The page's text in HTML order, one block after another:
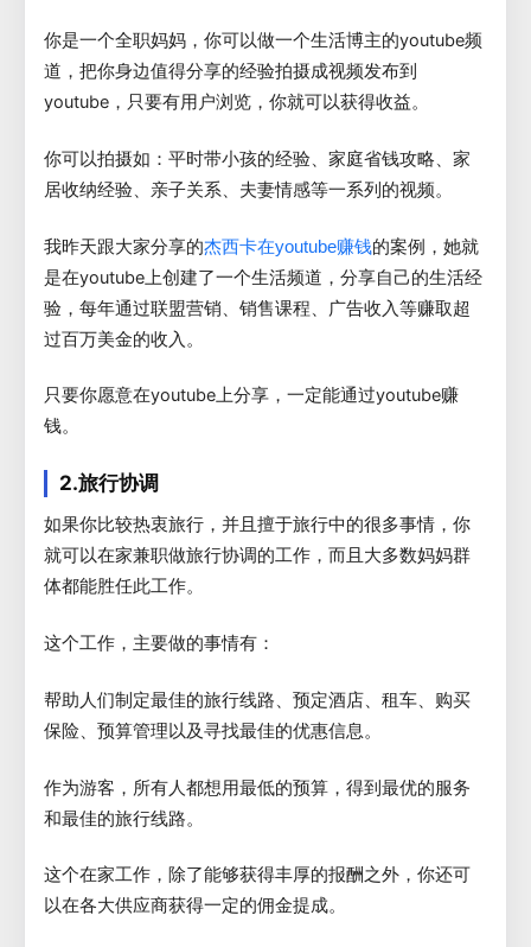
你是一个全职妈妈，你可以做一个生活博主的youtube频
道，把你身边值得分享的经验拍摄成视频发布到
youtube，只要有用户浏览，你就可以获得收益。
你可以拍摄如：平时带小孩的经验、家庭省钱攻略、家
居收纳经验、亲子关系、夫妻情感等一系列的视频。
我昨天跟大家分享的杰西卡在youtube赚钱的案例，她就
是在youtube上创建了一个生活频道，分享自己的生活经
验，每年通过联盟营销、销售课程、广告收入等赚取超
过百万美金的收入。
只要你愿意在youtube上分享，一定能通过youtube赚
钱。
2.旅行协调
如果你比较热衷旅行，并且擅于旅行中的很多事情，你
就可以在家兼职做旅行协调的工作，而且大多数妈妈群
体都能胜任此工作。
这个工作，主要做的事情有：
帮助人们制定最佳的旅行线路、预定酒店、租车、购买
保险、预算管理以及寻找最佳的优惠信息。
作为游客，所有人都想用最低的预算，得到最优的服务
和最佳的旅行线路。
这个在家工作，除了能够获得丰厚的报酬之外，你还可
以在各大供应商获得一定的佣金提成。